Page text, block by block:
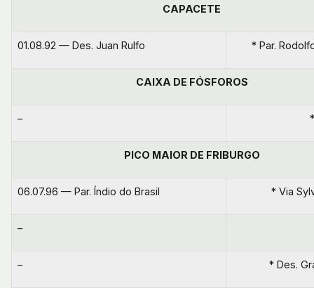
CAPACETE
01.08.92 — Des. Juan Rulfo * Par.
CAIXA DE FÓSFOROS
–
PICO MAIOR DE FRIBURGO
06.07.96 — Par. Índio do Brasil * Via
–
– * Des.